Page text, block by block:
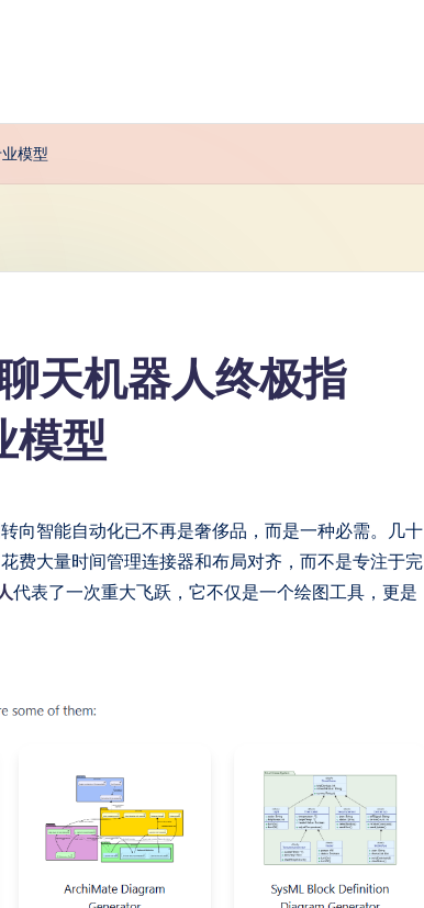
模型
天机器人终极指
模型
向智能自动化已不再是奢侈品，而是一种必需。几十
费大量时间管理连接器和布局对齐，而不是专注于完
代表了一次重大飞跃，它不仅是一个绘图工具，更是